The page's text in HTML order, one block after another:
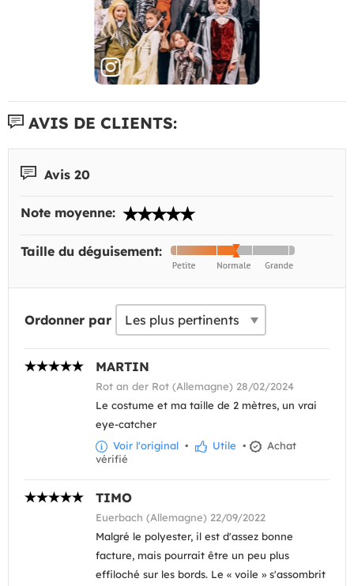
AVIS DE CLIENTS:
Avis 20
Note moyenne:
Taille du déguisement:
Ordonner par
MARTIN
Rot an der Rot (Allemagne) 28/02/2024
Le costume et ma taille de 2 mètres, un vrai
eye-catcher
Voir l'original • Utile •
Achat
vérifié
TIMO
Euerbach (Allemagne) 22/09/2022
Malgré le polyester, il est d'assez bonne
facture, mais pourrait être un peu plus
effiloché sur les bords. Le « voile » s'assombrit